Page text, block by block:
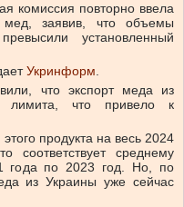
комиссия повторно ввела
заявив, что объемы
установленный
Укринформ.
что экспорт меда из
лимита, что привело к
продукта на весь 2024
соответствует среднему
года по 2023 год. Но, по
из Украины уже сейчас